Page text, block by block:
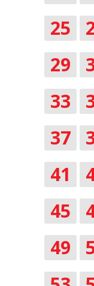
25
29
33
37
41
45
49